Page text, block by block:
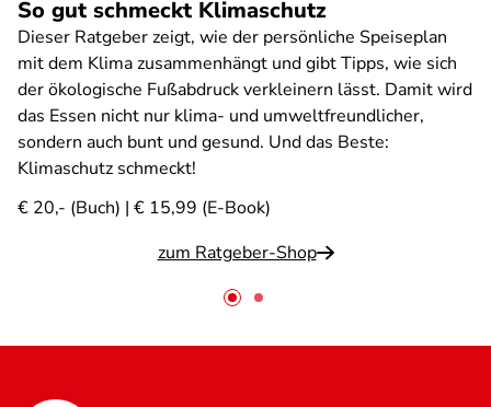
So gut schmeckt Klimaschutz
Dieser Ratgeber zeigt, wie der persönliche Speiseplan
mit dem Klima zusammenhängt und gibt Tipps, wie sich
der ökologische Fußabdruck verkleinern lässt. Damit wird
das Essen nicht nur klima- und umweltfreundlicher,
sondern auch bunt und gesund. Und das Beste:
Klimaschutz schmeckt!
€ 20,- (Buch) | € 15,99 (E-Book)
zum Ratgeber-Shop